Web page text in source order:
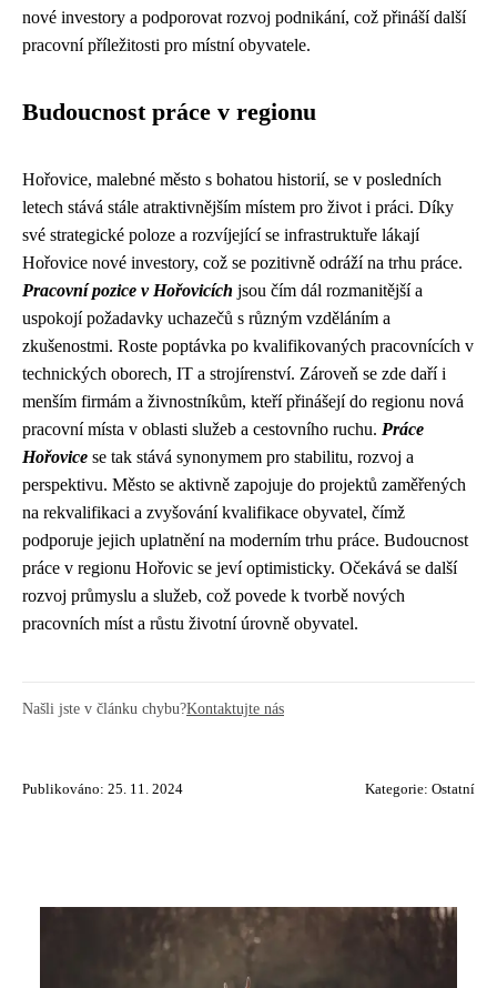
nové investory a podporovat rozvoj podnikání, což přináší další
pracovní příležitosti pro místní obyvatele.
Budoucnost práce v regionu
Hořovice, malebné město s bohatou historií, se v posledních
letech stává stále atraktivnějším místem pro život i práci. Díky
své strategické poloze a rozvíjející se infrastruktuře lákají
Hořovice nové investory, což se pozitivně odráží na trhu práce.
Pracovní pozice v Hořovicích jsou čím dál rozmanitější a
uspokojí požadavky uchazečů s různým vzděláním a
zkušenostmi. Roste poptávka po kvalifikovaných pracovnících v
technických oborech, IT a strojírenství. Zároveň se zde daří i
menším firmám a živnostníkům, kteří přinášejí do regionu nová
pracovní místa v oblasti služeb a cestovního ruchu. Práce
Hořovice se tak stává synonymem pro stabilitu, rozvoj a
perspektivu. Město se aktivně zapojuje do projektů zaměřených
na rekvalifikaci a zvyšování kvalifikace obyvatel, čímž
podporuje jejich uplatnění na moderním trhu práce. Budoucnost
práce v regionu Hořovic se jeví optimisticky. Očekává se další
rozvoj průmyslu a služeb, což povede k tvorbě nových
pracovních míst a růstu životní úrovně obyvatel.
Našli jste v článku chybu?Kontaktujte nás
Publikováno: 25. 11. 2024 Kategorie: Ostatní